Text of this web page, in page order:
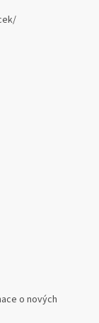
o nových